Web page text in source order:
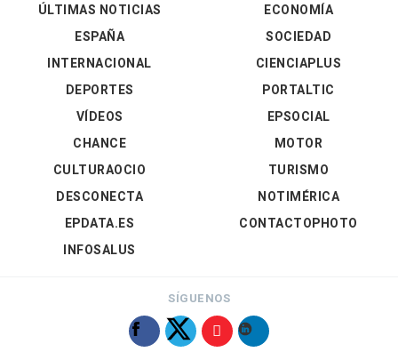
ÚLTIMAS NOTICIAS
ESPAÑA
INTERNACIONAL
DEPORTES
VÍDEOS
ECONOMÍA
SOCIEDAD
CIENCIAPLUS
PORTALTIC
EPSOCIAL
CHANCE
CULTURAOCIO
DESCONECTA
EPDATA.ES
INFOSALUS
MOTOR
TURISMO
NOTIMÉRICA
CONTACTOPHOTO
SÍGUENOS